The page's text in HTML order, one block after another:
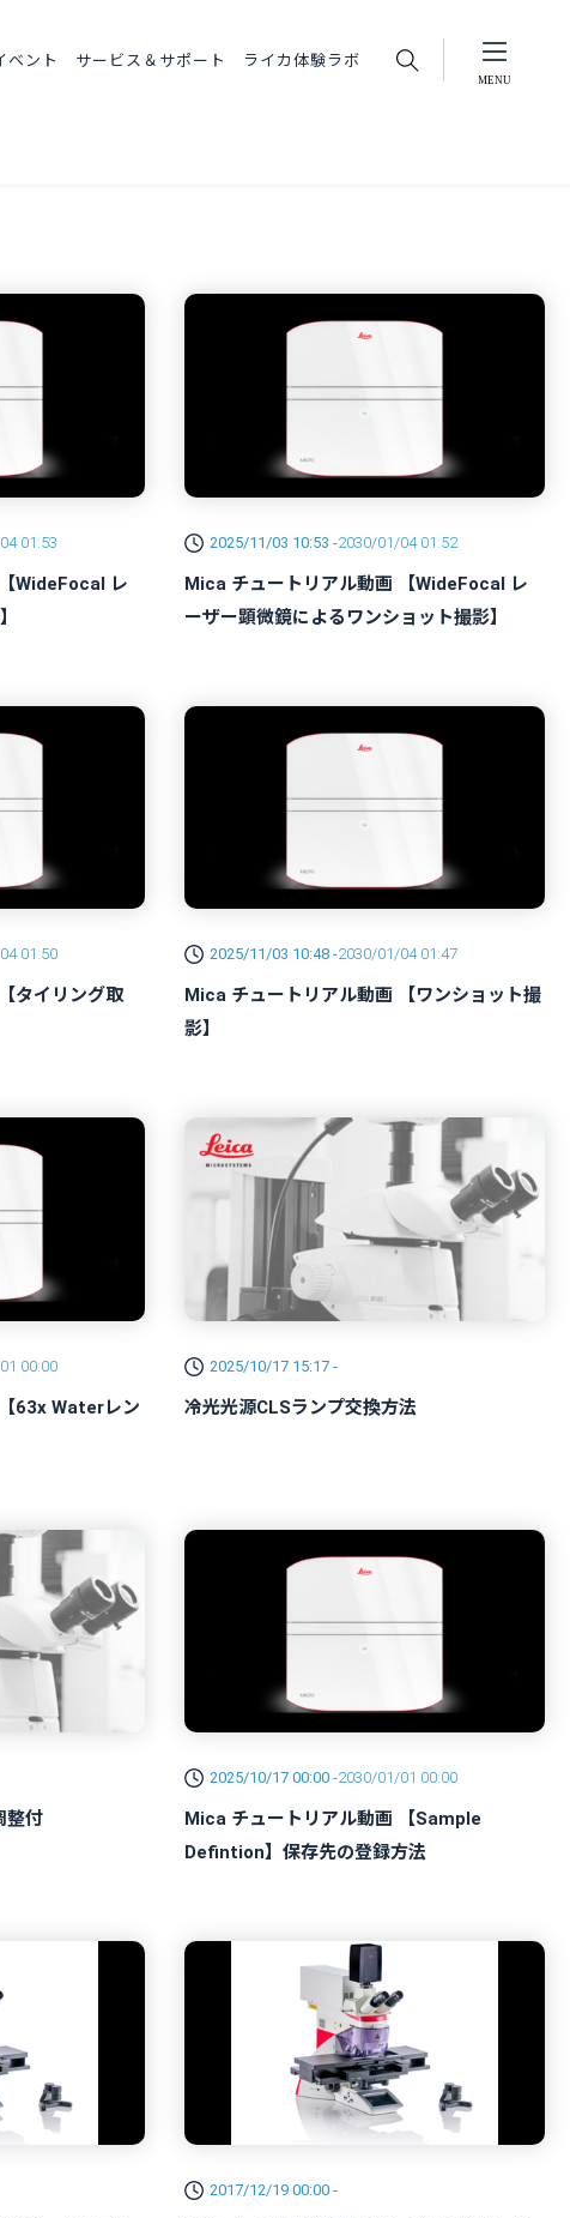
ベント サービス＆サポート ライカ体験ラボ
01:53
WideFocal レ
2025/11/03 10:53 -2030/01/04 01:52
Mica チュートリアル動画 【WideFocal レ
ーザー顕微鏡によるワンショット撮影】
01:50
タイリング取
2025/11/03 10:48 -2030/01/04 01:47
Mica チュートリアル動画 【ワンショット撮
影】
00:00
63x Waterレン
2025/10/17 15:17 -
冷光光源CLSランプ交換方法
整付
2025/10/17 00:00 -2030/01/01 00:00
Mica チュートリアル動画 【Sample
Defintion】保存先の登録方法
2017/12/19 00:00 -